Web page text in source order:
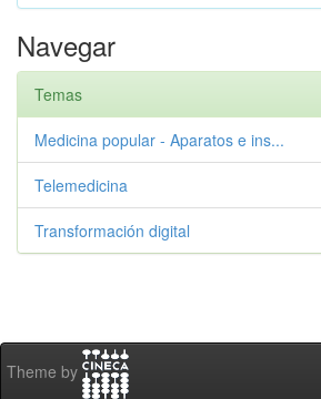
Navegar
Temas
Medicina popular - Aparatos e ins...
Telemedicina
Transformación digital
Theme by